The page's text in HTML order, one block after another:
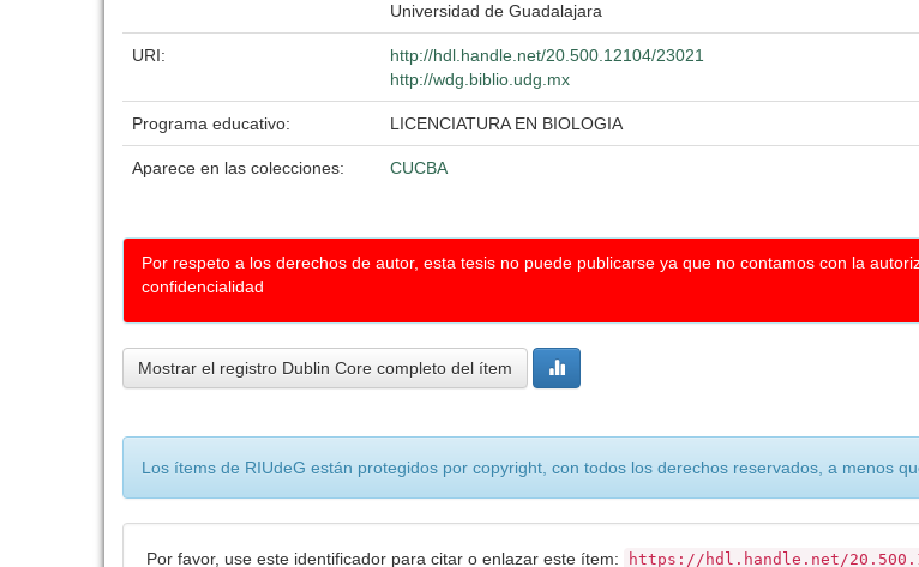
Universidad de Guadalajara
URI:
http://hdl.handle.net/20.500.12104/23021
http://wdg.biblio.udg.mx
Programa educativo: LICENCIATURA EN BIOLOGIA
Aparece en las colecciones: CUCBA
Por respeto a los derechos de autor, esta tesis no puede publicarse ya que no contamos con la
confidencialidad
Mostrar el registro Dublin Core completo del ítem
Los ítems de RIUdeG están protegidos por copyright, con todos los derechos reservados, a menos
Por favor, use este identificador para citar o enlazar este ítem: https://hdl.handle.net/